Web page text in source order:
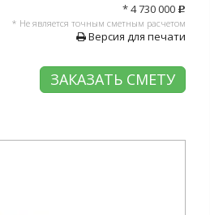
* 4 730 000 c
* Не является точным сметным расчетом
Версия для печати
ЗАКАЗАТЬ СМЕТУ